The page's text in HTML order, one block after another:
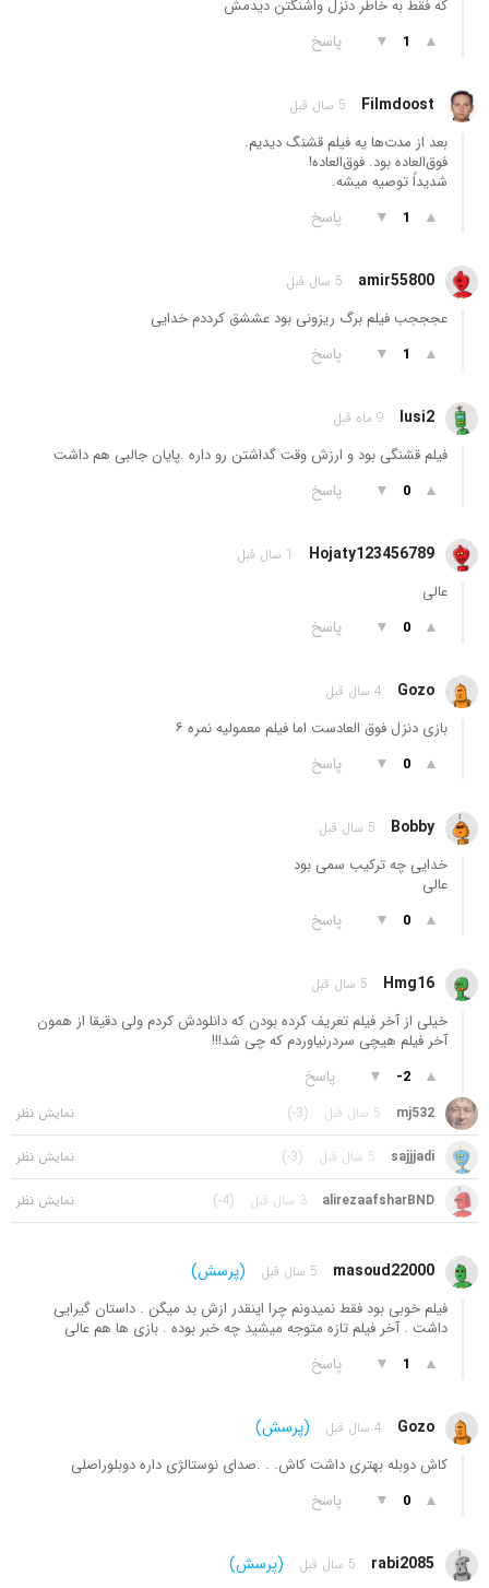
که فقط به خاطر دنزل واشنگتن دیدمش
▲
1
▼ پاسخ
Filmdoost 5 سال قبل
بعد از مدت‌ها یه فیلم قشنگ دیدیم.
فوق‌العاده بود. فوق‌العاده!
شدیداً توصیه میشه.
▲
1
▼ پاسخ
amir55800 5 سال قبل
عجججب فیلم برگ ریزونی بود عششق کرددم خدایی
▲
1
▼ پاسخ
lusi2 9 ماه قبل
فیلم قشنگی بود و ارزش وقت گداشتن رو داره .پایان جالبی هم داشت
▲
0
▼ پاسخ
Hojaty123456789 1 سال قبل
عالی
▲
0
▼ پاسخ
Gozo 4 سال قبل
بازی دنزل فوق العادست اما فیلم معمولیه نمره ۶
▲
0
▼ پاسخ
Bobby 5 سال قبل
خدایی چه ترکیب سمی بود
عالی
▲
0
▼ پاسخ
Hmg16 5 سال قبل
خیلی از آخر فیلم تعریف کرده بودن که دانلودش کردم ولی دقیقا از همون
آخر فیلم هیچی سردرنیاوردم که چی شد!!!
▲
-2
▼ پاسخ
mj532 5 سال قبل (-3)
sajjjadi 5 سال قبل (-3)
alirezaafsharBND 3 سال قبل (-4)
masoud22000 5 سال قبل (پرسش)
فیلم خوبی بود فقط نمیدونم چرا اینقدر ازش بد میگن . داستان گیرایی
داشت . آخر فیلم تازه متوجه میشید چه خبر بوده . بازی ها هم عالی
▲
1
▼ پاسخ
Gozo 4 سال قبل (پرسش)
کاش دوبله بهتری داشت کاش. . .صدای نوستالژی داره دوبلوراصلی
▲
0
▼ پاسخ
rabi2085 5 سال قبل (پرسش)